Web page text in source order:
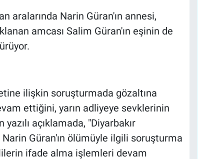
aralarında Narin Güran'ın annesi,
amcası Salim Güran'ın eşinin de
ilişkin soruşturmada gözaltına
ettiğini, yarın adliyeye sevklerinin
açıklamada, "Diyarbakır
Güran'ın ölümüyle ilgili soruşturma
ifade alma işlemleri devam